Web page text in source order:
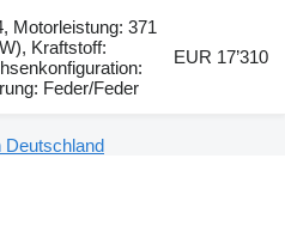
Motorleistung: 371
Kraftstoff:
Feder/Feder
EUR 17’310
Deutschland